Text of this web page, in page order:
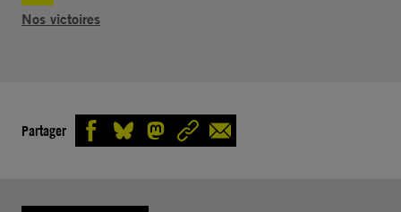
Nos victoires
Partager